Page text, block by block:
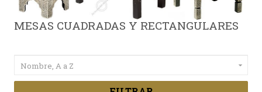
MESAS CUADRADAS Y RECTANGULARES
Nombre, A a Z 